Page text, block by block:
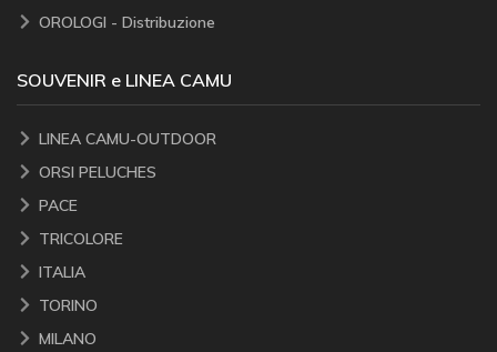
OROLOGI - Distribuzione
SOUVENIR e LINEA CAMU
LINEA CAMU-OUTDOOR
ORSI PELUCHES
PACE
TRICOLORE
ITALIA
TORINO
MILANO